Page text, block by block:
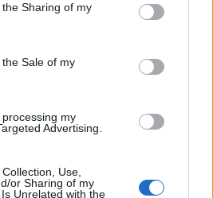
Sharing of my
Sale of my
my
Advertising.
Use,
or Sharing of my
Unrelated with the
támadnak